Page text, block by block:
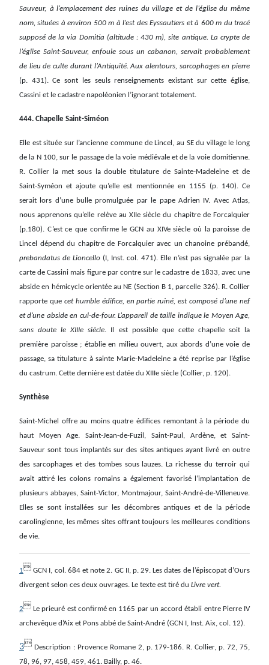
Sauveur, à l’emplacement des ruines du village et de l’église du même
nom, situées à environ 500 m à l’est des Eyssautiers et à 600 m du tracé
supposé de la via Domitia (altitude : 430 m), site antique. La crypte de
l’église Saint-Sauveur, enfouie sous un cabanon, servait probablement
de lieu de culte durant l’Antiquité. Aux alentours, sarcophages en pierre
(p. 431). Ce sont les seuls renseignements existant sur cette église,
Cassini et le cadastre napoléonien l’ignorant totalement.
444. Chapelle Saint-Siméon
Elle est située sur l’ancienne commune de Lincel, au SE du village le long
de la N 100, sur le passage de la voie médiévale et de la voie domitienne.
R. Collier la met sous la double titulature de Sainte-Madeleine et de
Saint-Syméon et ajoute qu’elle est mentionnée en 1155 (p. 140). Ce
serait lors d’une bulle promulguée par le pape Adrien IV. Avec Atlas,
nous apprenons qu’elle relève au XIIe siècle du chapitre de Forcalquier
(p.180). C’est ce que confirme le GCN au XIVe siècle où la paroisse de
Lincel dépend du chapitre de Forcalquier avec un chanoine prébandé,
prebandatus de Lioncello (I, Inst. col. 471). Elle n’est pas signalée par la
carte de Cassini mais figure par contre sur le cadastre de 1833, avec une
abside en hémicycle orientée au NE (Section B 1, parcelle 326). R. Collier
rapporte que cet humble édifice, en partie ruiné, est composé d’une nef
et d’une abside en cul-de-four. L’appareil de taille indique le Moyen Age,
sans doute le XIIIe siècle. Il est possible que cette chapelle soit la
première paroisse ; établie en milieu ouvert, aux abords d’une voie de
passage, sa titulature à sainte Marie-Madeleine a été reprise par l’église
du castrum. Cette dernière est datée du XIIIe siècle (Collier, p. 120).
Synthèse
Saint-Michel offre au moins quatre édifices remontant à la période du
haut Moyen Age. Saint-Jean-de-Fuzil, Saint-Paul, Ardène, et Saint-
Sauveur sont tous implantés sur des sites antiques ayant livré en outre
des sarcophages et des tombes sous lauzes. La richesse du terroir qui
avait attiré les colons romains a également favorisé l’implantation de
plusieurs abbayes, Saint-Victor, Montmajour, Saint-André-de-Villeneuve.
Elles se sont installées sur les décombres antiques et de la période
carolingienne, les mêmes sites offrant toujours les meilleures conditions
de vie.
1 GCN I, col. 684 et note 2. GC II, p. 29. Les dates de l’épiscopat d’Ours
divergent selon ces deux ouvrages. Le texte est tiré du Livre vert.
2 Le prieuré est confirmé en 1165 par un accord établi entre Pierre IV
archevêque d’Aix et Pons abbé de Saint-André (GCN I, Inst. Aix, col. 12).
3 Description : Provence Romane 2, p. 179-186. R. Collier, p. 72, 75,
78, 96, 97, 458, 459, 461. Bailly, p. 46.